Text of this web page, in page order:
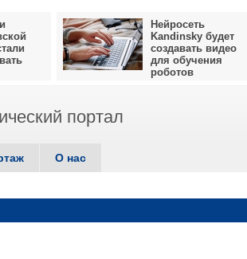
Нейросеть
Kandinsky будет
создавать видео
для обучения
роботов
портал
О нас